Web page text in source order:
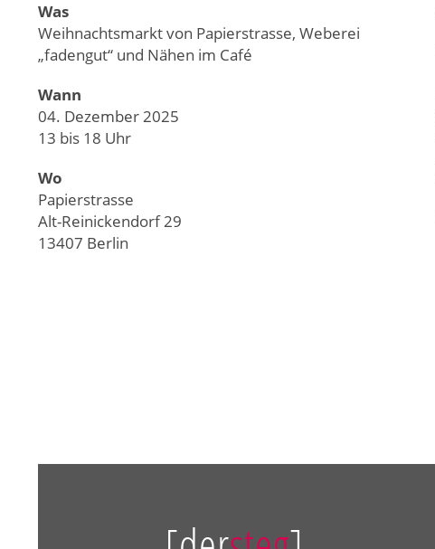
Was
Weihnachtsmarkt von Papierstrasse, Weberei
„fadengut“ und Nähen im Café
Wann
04. Dezember 2025
13 bis 18 Uhr
Wo
Papierstrasse
Alt-Reinickendorf 29
13407 Berlin